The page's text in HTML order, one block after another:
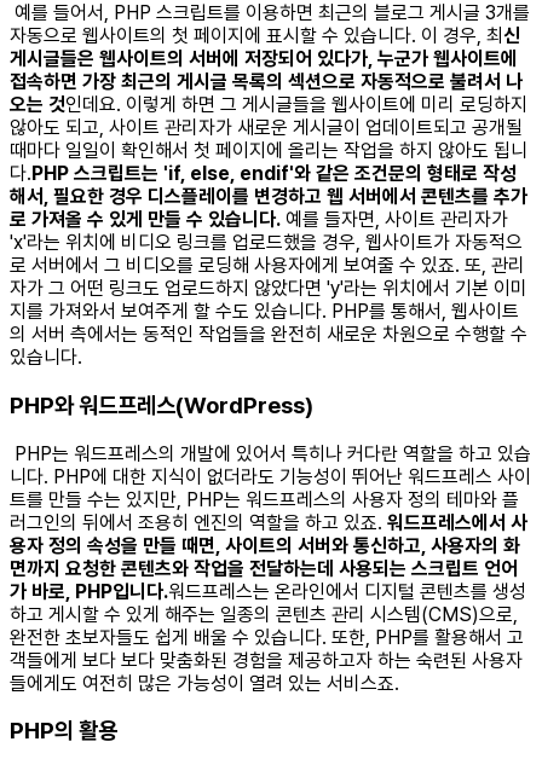
예를 들어서, PHP 스크립트를 이용하면 최근의 블로그 게시글 3개를
자동으로 웹사이트의 첫 페이지에 표시할 수 있습니다. 이 경우, 최 신
게시글들은 웹사이트의 서버에 저장되어 있다가, 누군가 웹사이트에
접속하면 가장 최근의 게시글 목록의 섹션으로 자동적으로 불려서 나
오는 것인데요. 이렇게 하면 그 게시글들을 웹사이트에 미리 로딩하지
않아도 되고, 사이트 관리자가 새로운 게시글이 업데이트되고 공개될
때마다 일일이 확인해서 첫 페이지에 올리는 작업을 하지 않아도 됩니
다. ​PHP 스크립트는 'if, else, endif'와 같은 조건문의 형태로 작성
해서, 필요한 경우 디스플레이를 변경하고 웹 서버에서 콘텐츠를 추가
로 가져올 수 있게 만들 수 있습니다. 예를 들자면, 사이트 관리자가
'x'라는 위치에 비디오 링크를 업로드했을 경우, 웹사이트가 자동적으
로 서버에서 그 비디오를 로딩해 사용자에게 보여줄 수 있죠. 또, 관리
자가 그 어떤 링크도 업로드하지 않았다면 'y'라는 위치에서 기본 이미
지를 가져와서 보여주게 할 수도 있습니다. PHP를 통해서, 웹사이트
의 서버 측에서는 동적인 작업들을 완전히 새로운 차원으로 수행할 수
있습니다. ​ ​
PHP와 워드프레스(WordPress)
PHP는 워드프레스의 개발에 있어서 특히나 커다란 역할을 하고 있습
니다. PHP에 대한 지식이 없더라도 기능성이 뛰어난 워드프레스 사이
트를 만들 수는 있지만, PHP는 워드프레스의 사용자 정의 테마와 플
러그인의 뒤에서 조용히 엔진의 역할을 하고 있죠. 워드프레스에서 사
용자 정의 속성을 만들 때면, 사이트의 서버와 통신하고, 사용자의 화
면까지 요청한 콘텐츠와 작업을 전달하는데 사용되는 스크립트 언어
가 바로, PHP입니다.​워드프레스는 온라인에서 디지털 콘텐츠를 생성
하고 게시할 수 있게 해주는 일종의 콘텐츠 관리 시스템(CMS)으로,
완전한 초보자들도 쉽게 배울 수 있습니다. 또한, PHP를 활용해서 고
객들에게 보다 보다 맞춤화된 경험을 제공하고자 하는 숙련된 사용자
들에게도 여전히 많은 가능성이 열려 있는 서비스죠. ​ ​
PHP의 활용